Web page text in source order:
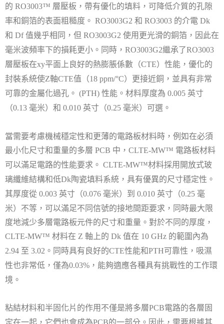
的 RO3003™ 層壓板，帶有優化的填料，可降低介質的孔隙
率和銅箔的表面粗糙度。 RO3003G2 和 RO3003 的介電 Dk
和 Df值幾乎相同，但 RO3003G2 使用更光滑的銅箔，因此在
毫米波頻率下的損耗更小。同時， RO3003G2繼承了RO3003
層壓板在xy平面上良好的熱膨脹係數（CTE）性能，優化的
封裝系統使Z軸CTE值（18 ppm/°C）更接近銅，並具有非常
可靠的金屬化過孔。 (PTH) 性能。材料厚度為 0.005 英寸
（0.13 毫米）和 0.010 英寸（0.25 毫米）可選。
當需要考慮機械穩定性和更薄的電路板材料時，例如在必須
最小化尺寸和重量的多層 PCB 中， CLTE-MW™ 電路板材料
可以滿足電路的性能要求。 CLTE-MW™材料採用開放式玻
璃纖維結構和低Dk陶瓷填料系統，具有優異的尺寸穩定性。
其厚度從 0.003 英寸（0.076 毫米）到 0.010 英寸（0.25 毫
米）不等，可以滿足不同信號的接地間距要求，同時最大限
度地減少多層電路板元件的尺寸和重量。對於不同的厚度，
CLTE-MW™ 材料在 Z 軸上的 Dk 值在 10 GHz 的範圍內為
2.94 至 3.02 。同時具有良好的CTE性能和PTH可靠性，吸濕
性也非常低，僅為0.03% ，能夠適應各種具有挑戰性的工作環
境。
粘結材料和半固化片的作用不僅是將多層PCB電路的各層固
PCB